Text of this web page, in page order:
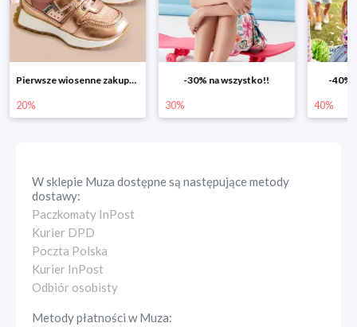
Pierwsze wiosenne zakupy -20%
20%
-30% na wszystko!!
30%
-40%
40%
W sklepie Muza dostępne są następujące metody
dostawy:
Paczkomaty InPost
Kurier DPD
Poczta Polska
Kurier InPost
Odbiór osobisty
Metody płatności wMuza: